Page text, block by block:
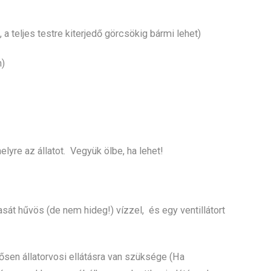
teljes testre kiterjedő görcsökig bármi lehet)
az állatot. Vegyük ölbe, ha lehet!
hűvös (de nem hideg!) vízzel, és egy ventillátort
állatorvosi ellátásra van szüksége (Ha